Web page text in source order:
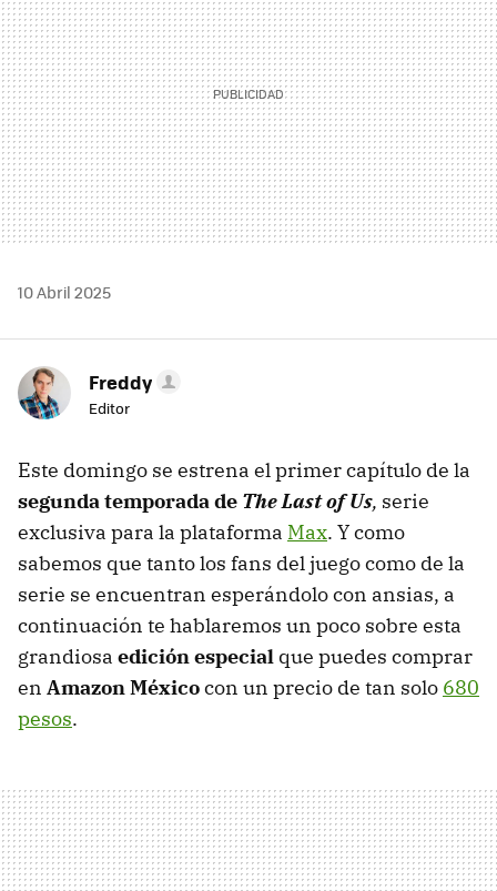
10 Abril 2025
Freddy
Editor
Este domingo se estrena el primer capítulo de la
segunda temporada de The Last of Us, serie
exclusiva para la plataforma Max. Y como
sabemos que tanto los fans del juego como de la
serie se encuentran esperándolo con ansias, a
continuación te hablaremos un poco sobre esta
grandiosa edición especial que puedes comprar
en Amazon Méxicocon un precio de tan solo 680
pesos.